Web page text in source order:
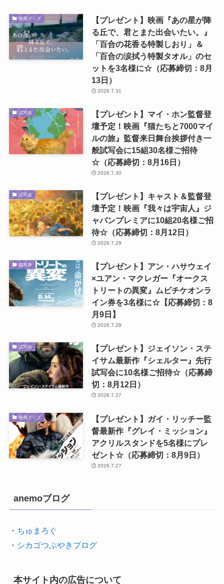
映画グッズ
【プレゼント】映画『あの星が降
る丘で、君とまた出会いたい。』
「百合の花香る特製しおり」＆
「百合の涙拭う特製タオル」のセ
ットを3名様に☆（応募締切：8月
13日）
2026.7.31
試写会
【プレゼント】マイ・ホン監督登
壇予定！映画『猫たちと7000マイ
ルの旅』監督来日舞台挨拶付き一
般試写会に15組30名様ご招待
☆（応募締切：8月16日）
2026.7.30
試写会
【プレゼント】キャスト＆監督登
壇予定！映画『我々は宇宙人』ジ
ャパンプレミアに10組20名様ご招
待☆（応募締切：8月12日）
2026.7.29
鑑賞券
【プレゼント】アン・ハサウェイ
×ユアン・マクレガー『オークス
トリートの異変』ムビチケオンラ
イン券を3名様に☆【応募締切：8
月9日】
2026.7.28
試写会
【プレゼント】ジェイソン・ステ
イサム最新作『シェルター』先行
試写会に10名様ご招待☆（応募締
切：8月12日）
2026.7.27
映画グッズ
【プレゼント】ガイ・リッチー監
督最新作『グレイ・ミッション』
アクリルスタンドを5名様にプレ
ゼント☆（応募締切：8月9日）
2026.7.27
anemoブログ
・ ちゅまろぐ
・ シカゴつぶやきブログ
本サイト内の広告について